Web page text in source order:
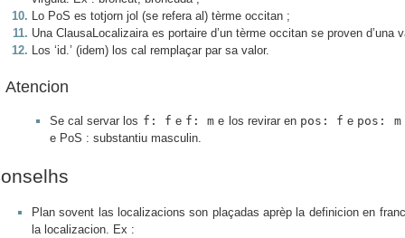
Lo PoS es totjorn jol (se refera al) tèrme occitan ;
Una ClausaLocalizaira es portaire d’un tèrme occitan se proven d’una
Los ‘id.’ (idem) los cal remplaçar par sa valor.
Atencion
Se cal servar los f: f e f: m e los revirar en pos: f e pos: m
e PoS : substantiu masculin.
Plan sovent las localizacions son plaçadas aprèp la definicion en
la localizacion. Ex :